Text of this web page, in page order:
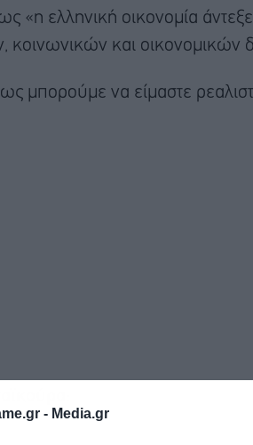
- Media.gr
«η ελληνική οικονομία
και οικονομικών
μπορούμε να είμαστε